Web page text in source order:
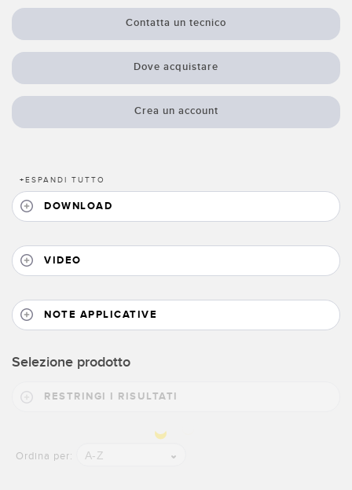
Set cavo
SOFTWARE
Software di configurazione dei sensori wireless
Software per sensori di misura Banner
Contatta un tecnico
Dove acquistare
Crea un account
+ESPANDI TUTTO
DOWNLOAD
VIDEO
NOTE APPLICATIVE
Selezione prodotto
RESTRINGI I RISULTATI
Ordina per: A-Z